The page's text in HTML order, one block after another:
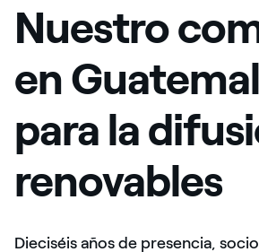
Nuestro
en
para la
renovables
Dieciséis años de presencia,